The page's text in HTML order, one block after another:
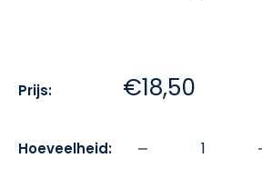
Prijs: Sale:
€18,50
Hoeveelheid: